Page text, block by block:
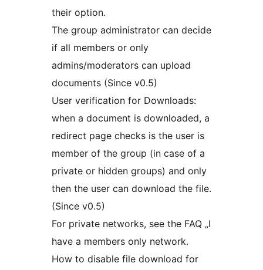
their option.
The group administrator can decide
if all members or only
admins/moderators can upload
documents (Since v0.5)
User verification for Downloads:
when a document is downloaded, a
redirect page checks is the user is
member of the group (in case of a
private or hidden groups) and only
then the user can download the file.
(Since v0.5)
For private networks, see the FAQ „I
have a members only network.
How to disable file download for